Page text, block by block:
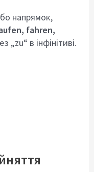
напрямок,
fahren,
„zu“ в інфінітиві.